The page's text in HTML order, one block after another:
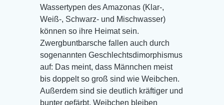
Wassertypen des Amazonas (Klar-,
Weiß-, Schwarz- und Mischwasser)
können so ihre Heimat sein.
Zwergbuntbarsche fallen auch durch
sogenannten Geschlechtsdimorphismus
auf: Das meint, dass Männchen meist
bis doppelt so groß sind wie Weibchen.
Außerdem sind sie deutlich kräftiger und
bunter gefärbt, Weibchen bleiben